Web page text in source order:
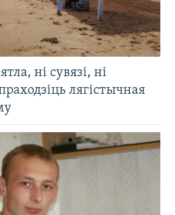
ні сувязі, ні
лягістычная